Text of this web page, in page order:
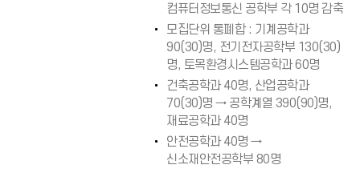
컴퓨터정보통신 공학부 각 10명 감축
모집단위 통폐합 : 기계공학과
90(30)명, 전기전자공학부 130(30)
명, 토목환경시스템공학과 60명
건축공학과 40명, 산업공학과
70(30)명 → 공학계열 390(90)명,
재료공학과 40명
안전공학과 40명 →
신소재안전공학부 80명